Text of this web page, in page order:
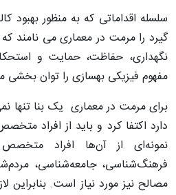
سلسله اقداماتی که به منظور بهبود
گیرد را مرمت در معماری می نامند
نگهداری، حفاظت، حمایت و
مفهوم فیزیکی بهسازی را توان بخشی
برای مرمت در معماری یک بنا تنها
دارد اکتفا کرد و باید از افراد
نمونه‌ای از آن‌ها افراد
فرهنگ‌شناسی، جامعه‌شناسی،
مصالح نیز مورد نیاز است. بنابراین